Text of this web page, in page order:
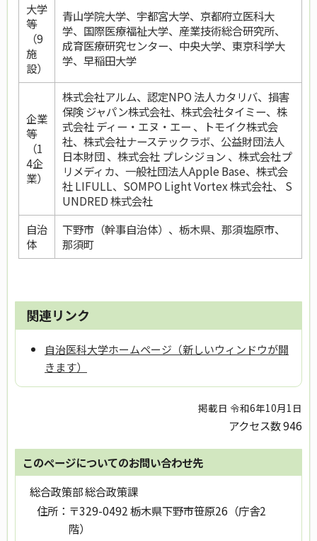
大学
等
（9
施
設）
青山学院大学、宇都宮大学、京都府立医科大
学、国際医療福祉大学、産業技術総合研究所、
成育医療研究センター、中央大学、東京科学大
学、早稲田大学
企業
等
（1
4企
業）
株式会社アルム、認定NPO 法人カタリバ、損害
保険 ジャパン株式会社、株式会社タイミー、株
式会社 ディー・エヌ・エー 、トモイク株式会
社、株式会社ナーステックラボ、公益財団法人
日本財団 、株式会社 プレシジョン 、株式会社プ
リメディカ、一般社団法人Apple Base、株式会
社 LIFULL、SOMPO Light Vortex 株式会社、 S
UNDRED 株式会社
自治
体
下野市（幹事自治体）、栃木県、那須塩原市、
那須町
関連リンク
自治医科大学ホームページ（新しいウィンドウが開
きます）
掲載日 令和6年10月1日
アクセス数946
このページについてのお問い合わせ先
総合政策部 総合政策課
住所： 〒329-0492 栃木県下野市笹原26（庁舎2
階）